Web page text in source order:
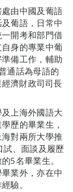
由中國及葡語
葡語，日常中
開考和部門借
身的專業中葡
備工作，輔助
通話為母語的
濟財政司司長
上海外國語大
歷的畢業生，
對兩所大學推
、面談及履歷
5名畢業生。
業外，亦在中
驗。